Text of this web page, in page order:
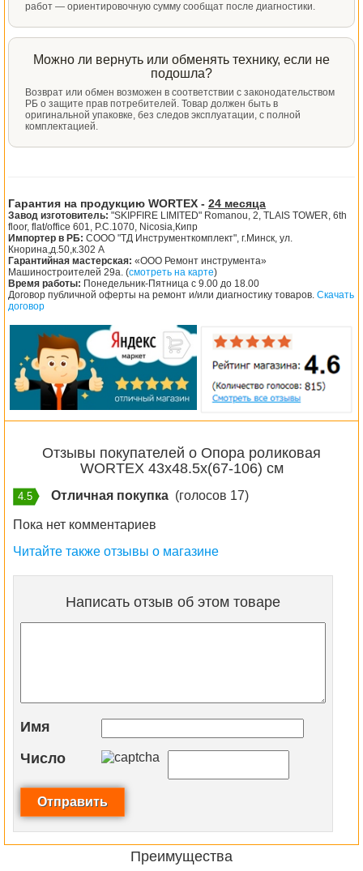
работ — ориентировочную сумму сообщат после диагностики.
Можно ли вернуть или обменять технику, если не
подошла?
Возврат или обмен возможен в соответствии с законодательством
РБ о защите прав потребителей. Товар должен быть в
оригинальной упаковке, без следов эксплуатации, с полной
комплектацией.
Гарантия на продукцию WORTEX - 24 месяца
Завод изготовитель: "SKIPFIRE LIMITED" Romanou, 2, TLAIS TOWER, 6th
floor, flat/office 601, P.C.1070, Nicosia,Кипр
Импортер в РБ: СООО "ТД Инструменткомплект", г.Минск, ул.
Кнорина,д.50,к.302 А
Гарантийная мастерская: «ООО Ремонт инструмента»
Машиностроителей 29а. (смотреть на карте)
Время работы: Понедельник-Пятница с 9.00 до 18.00
Договор публичной оферты на ремонт и/или диагностику товаров. Скачать
договор
Отзывы покупателей о Опора роликовая
WORTEX 43x48.5x(67-106) см
4.5 Отличная покупка (голосов 17)
Пока нет комментариев
Читайте также отзывы о магазине
Написать отзыв об этом товаре
Имя
Число
Преимущества